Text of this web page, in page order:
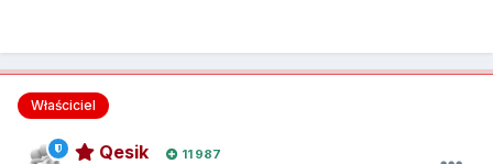
Właściciel
Qesik 11 987